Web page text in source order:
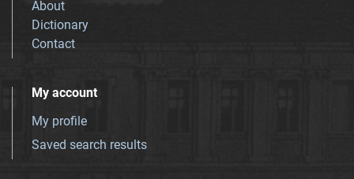
About
Dictionary
Contact
My account
My profile
Saved search results